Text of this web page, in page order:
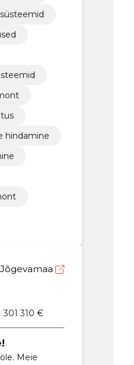
hindamine
Jõgevamaa
301 310 €
Meie